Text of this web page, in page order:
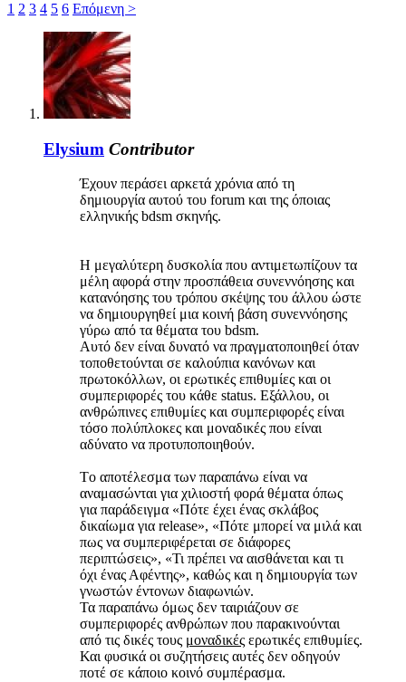
1 2 3 4 5 6 Επόμενη >
Elysium Contributor
Έχουν περάσει αρκετά χρόνια από τη
δημιουργία αυτού του forum και της όποιας
ελληνικής bdsm σκηνής.
Η μεγαλύτερη δυσκολία που αντιμετωπίζουν τα
μέλη αφορά στην προσπάθεια συνεννόησης και
κατανόησης του τρόπου σκέψης του άλλου ώστε
να δημιουργηθεί μια κοινή βάση συνεννόησης
γύρω από τα θέματα του bdsm.
Αυτό δεν είναι δυνατό να πραγματοποιηθεί όταν
τοποθετούνται σε καλούπια κανόνων και
πρωτοκόλλων, οι ερωτικές επιθυμίες και οι
συμπεριφορές του κάθε status. Εξάλλου, οι
ανθρώπινες επιθυμίες και συμπεριφορές είναι
τόσο πολύπλοκες και μοναδικές που είναι
αδύνατο να προτυποποιηθούν.
Τo αποτέλεσμα των παραπάνω είναι να
αναμασώνται για χιλιοστή φορά θέματα όπως
για παράδειγμα «Πότε έχει ένας σκλάβος
δικαίωμα για release», «Πότε μπορεί να μιλά και
πως να συμπεριφέρεται σε διάφορες
περιπτώσεις», «Τι πρέπει να αισθάνεται και τι
όχι ένας Αφέντης», καθώς και η δημιουργία των
γνωστών έντονων διαφωνιών.
Τα παραπάνω όμως δεν ταιριάζουν σε
συμπεριφορές ανθρώπων που παρακινούνται
από τις δικές τους μοναδικές ερωτικές επιθυμίες.
Και φυσικά οι συζητήσεις αυτές δεν οδηγούν
ποτέ σε κάποιο κοινό συμπέρασμα.